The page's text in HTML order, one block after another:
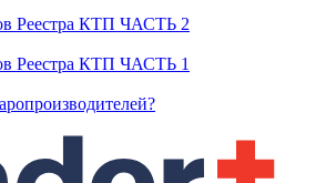
Реестра КТП ЧАСТЬ 2
Реестра КТП ЧАСТЬ 1